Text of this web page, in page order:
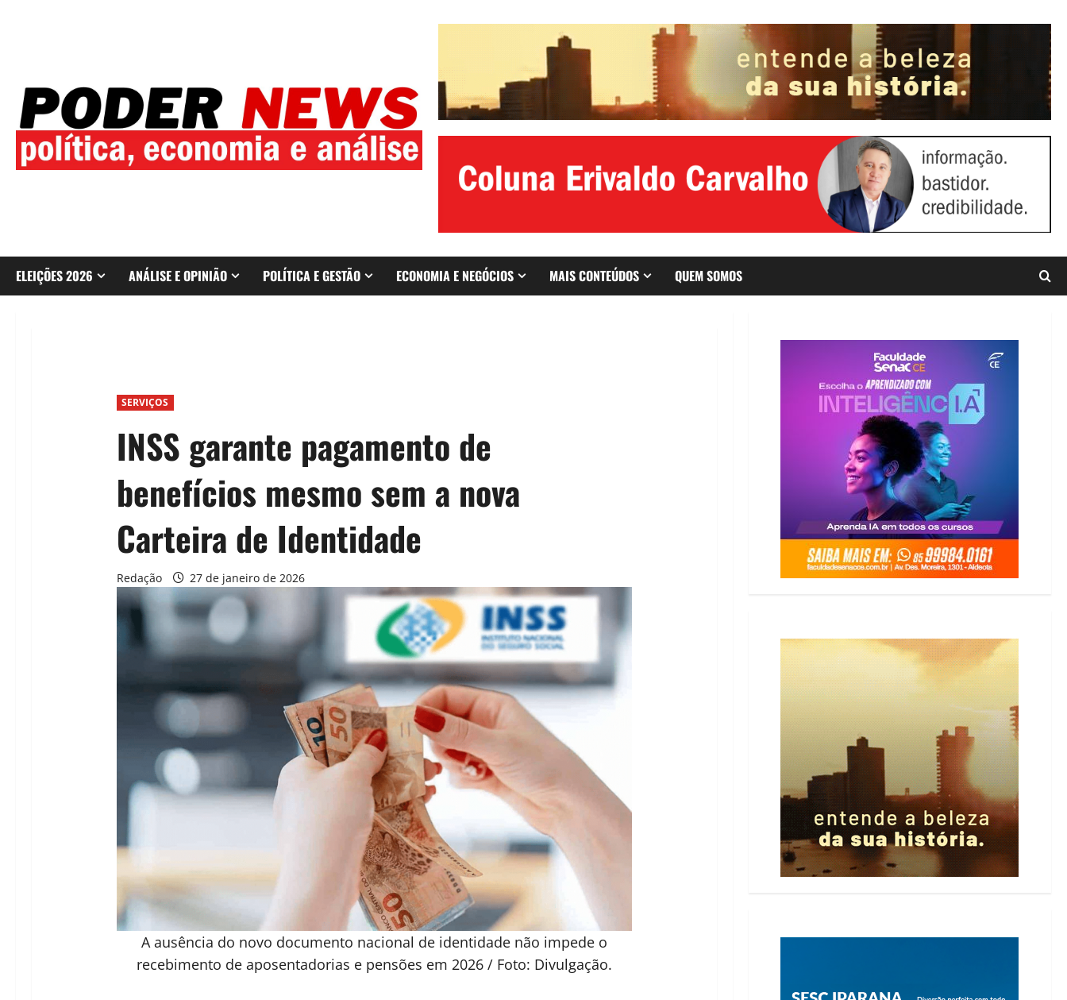
ELEIÇÕES 2026 ANÁLISE E OPINIÃO POLÍTICA E GESTÃO ECONOMIA E NEGÓCIOS MAIS CONTEÚDOS QUEM SOMOS
SERVIÇOS
INSS garante pagamento de
benefícios mesmo sem a nova
Carteira de Identidade
Redação 27 de janeiro de 2026
A ausência do novo documento nacional de identidade não impede o
recebimento de aposentadorias e pensões em 2026 / Foto: Divulgação.